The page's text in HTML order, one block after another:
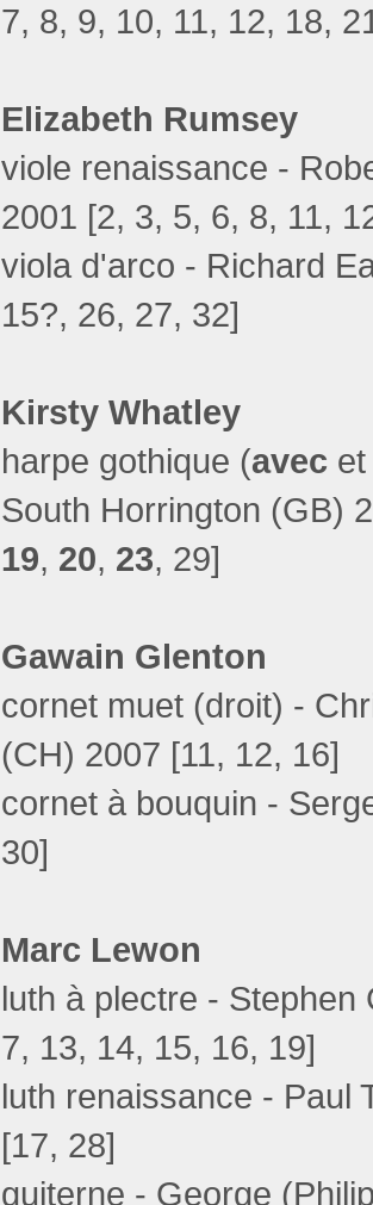
7, 8, 9, 10, 11, 12, 18,
Elizabeth Rumsey
viole renaissance -
2001 [2, 3, 5, 6, 8, 11,
viola d'arco - Richard
15?, 26, 27, 32]
Kirsty Whatley
harpe gothique (avec
South Horrington (GB)
19, 20, 23, 29]
Gawain Glenton
cornet muet (droit) -
(CH) 2007 [11, 12, 16]
cornet à bouquin -
30]
Marc Lewon
luth à plectre -
7, 13, 14, 15, 16, 19]
luth renaissance - Paul
[17, 28]
guiterne - George